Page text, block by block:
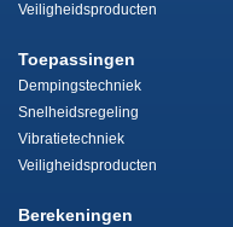
Veiligheidsproducten
Toepassingen
Dempingstechniek
Snelheidsregeling
Vibratietechniek
Veiligheidsproducten
Berekeningen